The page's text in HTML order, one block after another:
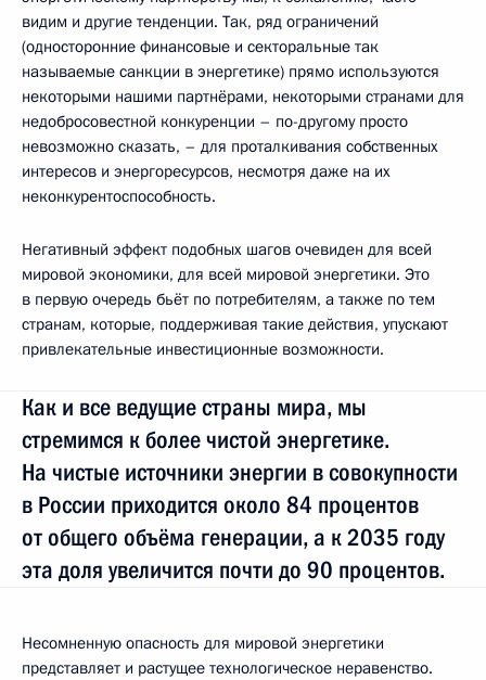
видим и другие тенденции. Так, ряд ограничений
(односторонние финансовые и секторальные так
называемые санкции в энергетике) прямо используются
некоторыми нашими партнёрами, некоторыми странами для
недобросовестной конкуренции – по-другому просто
невозможно сказать, – для проталкивания собственных
интересов и энергоресурсов, несмотря даже на их
неконкурентоспособность.
Негативный эффект подобных шагов очевиден для всей
мировой экономики, для всей мировой энергетики. Это
в первую очередь бьёт по потребителям, а также по тем
странам, которые, поддерживая такие действия, упускают
привлекательные инвестиционные возможности.
Как и все ведущие страны мира, мы
стремимся к более чистой энергетике.
На чистые источники энергии в совокупности
в России приходится около 84 процентов
от общего объёма генерации, а к 2035 году
эта доля увеличится почти до 90 процентов.
Несомненную опасность для мировой энергетики
представляет и растущее технологическое неравенство.